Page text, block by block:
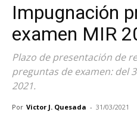
Impugnación
examen MIR
Plazo de presentación de
preguntas de examen: del
2021.
Por Victor J. Quesada - 31/03/2021